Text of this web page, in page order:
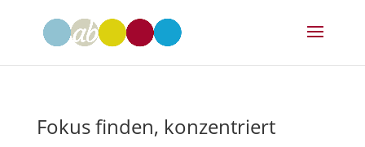
Fokus finden, konzentriert